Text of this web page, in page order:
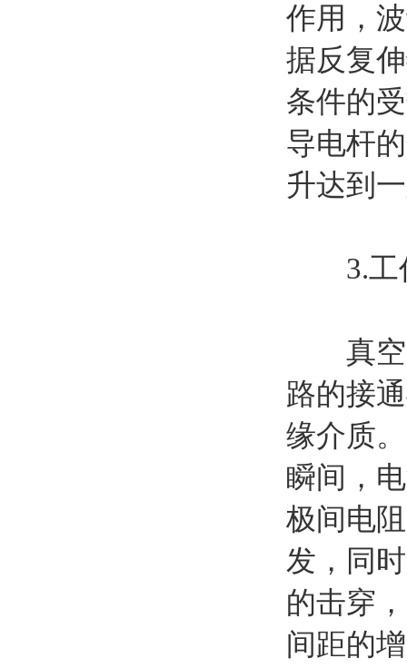
作用，
据反复
条件的
导电杆
升达到
3.工
真空灭
路的接
缘介质
瞬间，
极间电
发，同
的击穿
间距的